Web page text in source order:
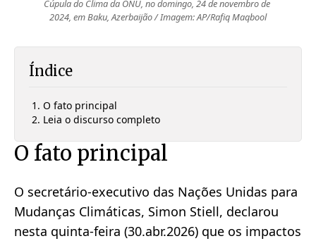
Cúpula do Clima da ONU, no domingo, 24 de novembro de
2024, em Baku, Azerbaijão / Imagem: AP/Rafiq Maqbool
Índice
O fato principal
Leia o discurso completo
O fato principal
O secretário-executivo das Nações Unidas para
Mudanças Climáticas, Simon Stiell, declarou
nesta quinta-feira (30.abr.2026) que os impactos